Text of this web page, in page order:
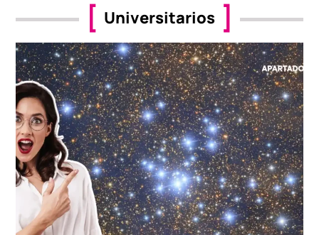
Universitarios